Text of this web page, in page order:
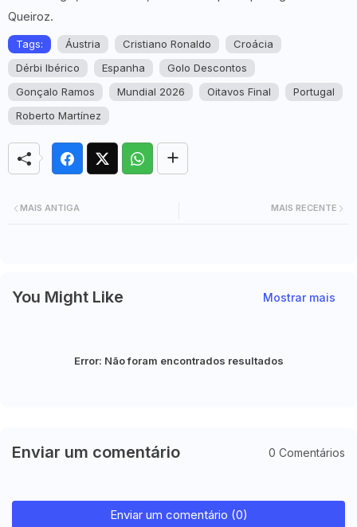
Queiroz.
Tags: Áustria Cristiano Ronaldo
Croácia
Dérbi Ibérico
Espanha
Golo Descontos
Gonçalo Ramos
Mundial 2026 Oitavos Final
Portugal
Roberto Martínez
MAIS RECENTE
MAIS ANTIGA
You Might Like Mostrar mais
Error: Não foram encontrados resultados
Enviar um comentário 0 Comentários
Enviar um comentário (0)